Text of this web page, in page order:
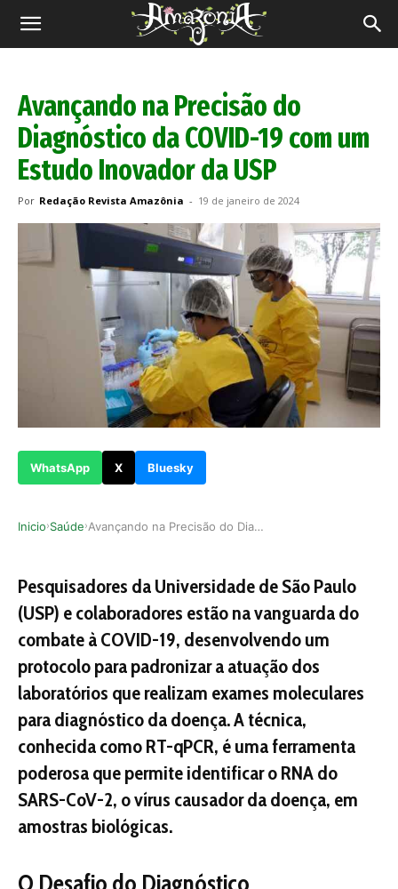
Revista
Avançando na Precisão do
Diagnóstico da COVID-19 com um
Estudo Inovador da USP
Por Redação Revista Amazônia - 19 de janeiro de 2024
WhatsApp X Bluesky
Inicio›Saúde› Avançando na Precisão do Diagnóstico da COVID-1…
Pesquisadores da Universidade de São Paulo
(USP) e colaboradores estão na vanguarda do
combate à COVID-19, desenvolvendo um
protocolo para padronizar a atuação dos
laboratórios que realizam exames moleculares
para diagnóstico da doença. A técnica,
conhecida como RT-qPCR, é uma ferramenta
poderosa que permite identificar o RNA do
SARS-CoV-2, o vírus causador da doença, em
amostras biológicas.
O Desafio do Diagnóstico